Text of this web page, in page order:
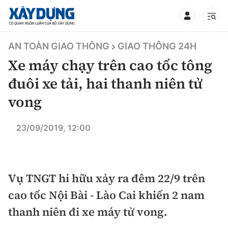
TIN BỘ XÂY DỰNG
CHUYÊN MỤC
Mới nhất
Chính trị
Xã hội
Xây dựng
Chỉ đạo điều hành
AN TOÀN GIAO THÔNG GIAO THÔNG 24H
Xe máy chạy trên cao tốc tông
đuôi xe tải, hai thanh niên tử
vong
23/09/2019, 12:00
Vụ TNGT hi hữu xảy ra đêm 22/9 trên
cao tốc Nội Bài - Lào Cai khiến 2 nam
thanh niên đi xe máy tử vong.